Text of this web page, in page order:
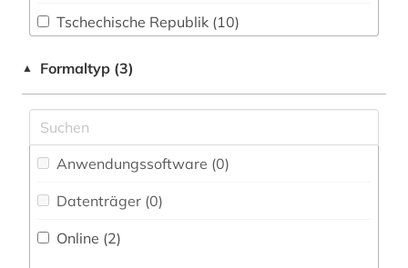
Physik (0)
Politologie (0)
Psychologie (0)
Rechtswissenschaft (0)
Tschechische Republik (10)
▲ Formaltyp (3)
Anwendungssoftware (0)
Datenträger (0)
Online (2)